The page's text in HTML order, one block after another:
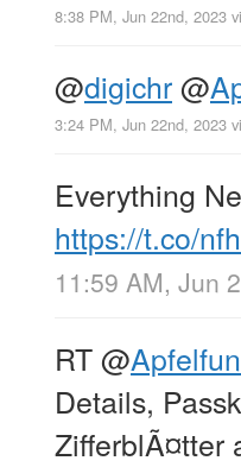
8:38 PM, Jun 22nd, 2023
@digichr@
3:24 PM, Jun 22nd, 2023
Everything
https://t.co/
11:59 AM, Jun
RT@
Details,
ZifferblÃ¤tter